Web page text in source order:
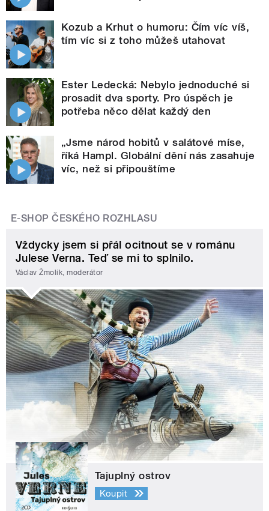
Kozub a Krhut o humoru: Čím víc víš,
tím víc si z toho můžeš utahovat
Ester Ledecká: Nebylo jednoduché si
prosadit dva sporty. Pro úspěch je
potřeba něco dělat každý den
„Jsme národ hobitů v salátové míse,
říká Hampl. Globální dění nás zasahuje
víc, než si připouštíme
E-SHOP ČESKÉHO ROZHLASU
Vždycky jsem si přál ocitnout se v románu
Julese Verna. Teď se mi to splnilo.
Václav Žmolík, moderátor
Tajuplný ostrov
Koupit